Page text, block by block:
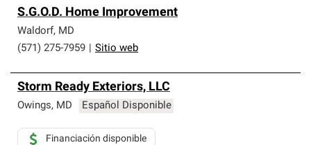
S.G.O.D. Home Improvement
Waldorf, MD
(571) 275-7959
Sitio web
Storm Ready Exteriors, LLC
Owings, MD Español Disponible
Financiación disponible